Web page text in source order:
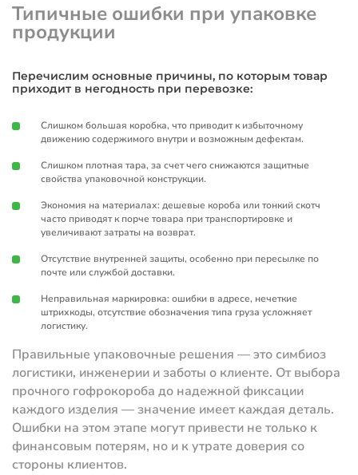
Типичные ошибки при упаковке
продукции
Перечислим основные причины, по которым товар
приходит в негодность при перевозке:
Слишком большая коробка, что приводит к избыточному
движению содержимого внутри и возможным дефектам.
Слишком плотная тара, за счет чего снижаются защитные
свойства упаковочной конструкции.
Экономия на материалах: дешевые короба или тонкий скотч
часто приводят к порче товара при транспортировке и
увеличивают затраты на возврат.
Отсутствие внутренней защиты, особенно при пересылке по
почте или службой доставки.
Неправильная маркировка: ошибки в адресе, нечеткие
штрихкоды, отсутствие обозначения типа груза усложняет
логистику.
Правильные упаковочные решения — это симбиоз
логистики, инженерии и заботы о клиенте. От выбора
прочного гофрокороба до надежной фиксации
каждого изделия — значение имеет каждая деталь.
Ошибки на этом этапе могут привести не только к
финансовым потерям, но и к утрате доверия со
стороны клиентов.